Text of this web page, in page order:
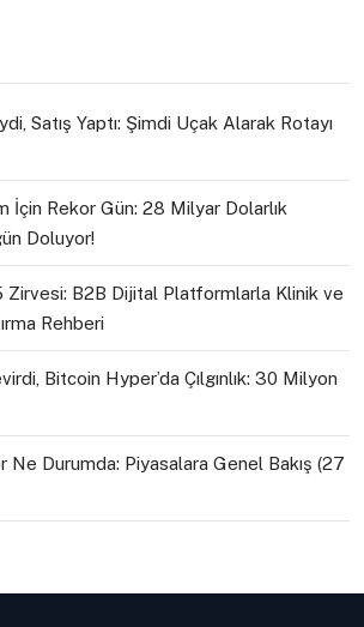
Satış Yaptı: Şimdi Uçak Alarak Rotayı
İçin Rekor Gün: 28 Milyar Dolarlık
Doluyor!
Zirvesi: B2B Dijital Platformlarla Klinik ve
Rehberi
Bitcoin Hyper’da Çılgınlık: 30 Milyon
Durumda: Piyasalara Genel Bakış (27